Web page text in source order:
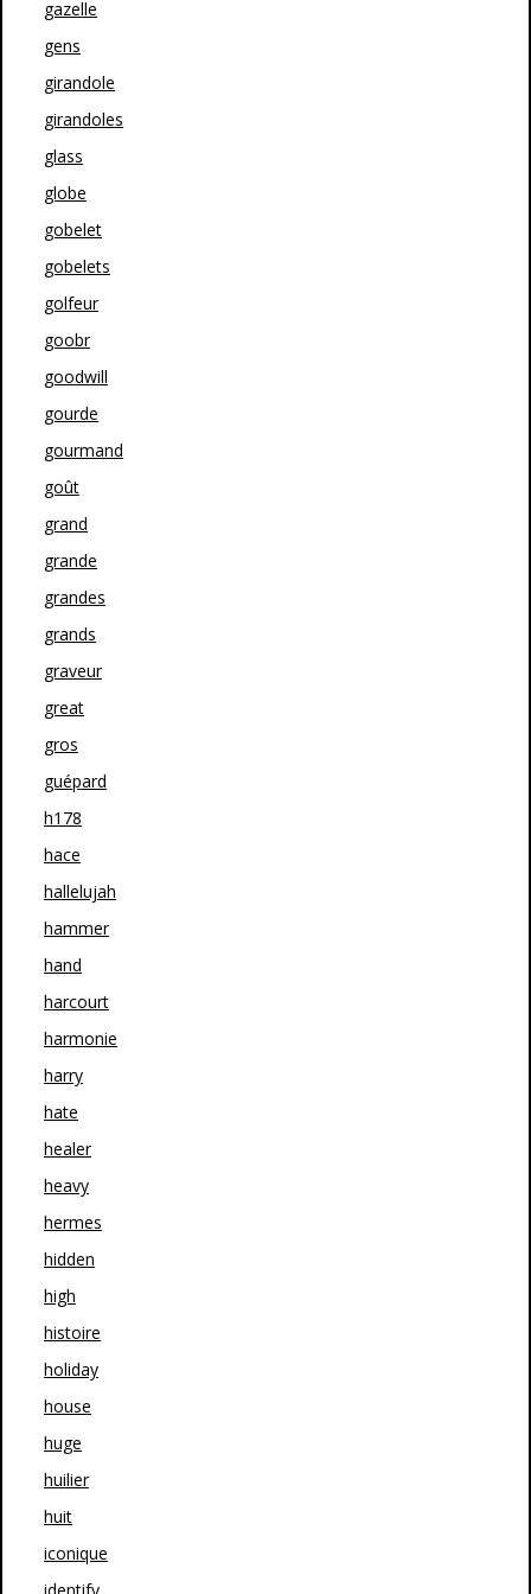
gazelle
gens
girandole
girandoles
glass
globe
gobelet
gobelets
golfeur
goobr
goodwill
gourde
gourmand
goût
grand
grande
grandes
grands
graveur
great
gros
guépard
h178
hace
hallelujah
hammer
hand
harcourt
harmonie
harry
hate
healer
heavy
hermes
hidden
high
histoire
holiday
house
huge
huilier
huit
iconique